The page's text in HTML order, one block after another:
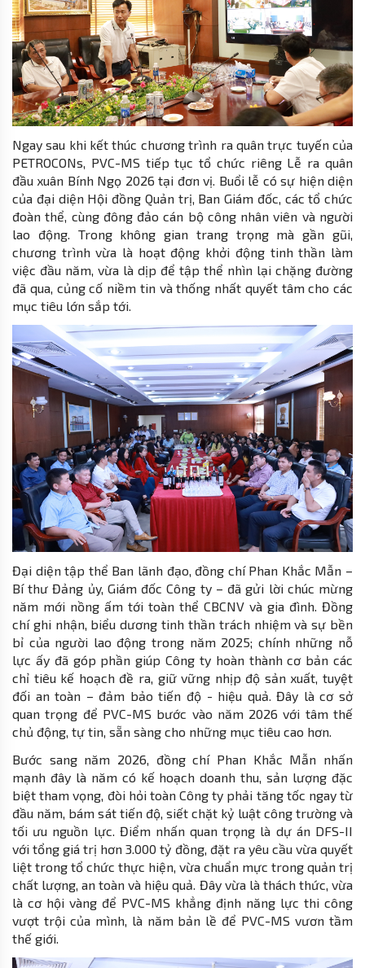
Ngay sau khi kết thúc chương trình ra quân trực tuyến của
PETROCONs, PVC-MS tiếp tục tổ chức riêng Lễ ra quân
đầu xuân Bính Ngọ 2026 tại đơn vị. Buổi lễ có sự hiện diện
của đại diện Hội đồng Quản trị, Ban Giám đốc, các tổ chức
đoàn thể, cùng đông đảo cán bộ công nhân viên và người
lao động. Trong không gian trang trọng mà gần gũi,
chương trình vừa là hoạt động khởi động tinh thần làm
việc đầu năm, vừa là dịp để tập thể nhìn lại chặng đường
đã qua, củng cố niềm tin và thống nhất quyết tâm cho các
mục tiêu lớn sắp tới.
Đại diện tập thể Ban lãnh đạo, đồng chí Phan Khắc Mẫn –
Bí thư Đảng ủy, Giám đốc Công ty – đã gửi lời chúc mừng
năm mới nồng ấm tới toàn thể CBCNV và gia đình. Đồng
chí ghi nhận, biểu dương tinh thần trách nhiệm và sự bền
bỉ của người lao động trong năm 2025; chính những nỗ
lực ấy đã góp phần giúp Công ty hoàn thành cơ bản các
chỉ tiêu kế hoạch đề ra, giữ vững nhịp độ sản xuất, tuyệt
đối an toàn – đảm bảo tiến độ - hiệu quả. Đây là cơ sở
quan trọng để PVC-MS bước vào năm 2026 với tâm thế
chủ động, tự tin, sẵn sàng cho những mục tiêu cao hơn.
Bước sang năm 2026, đồng chí Phan Khắc Mẫn nhấn
mạnh đây là năm có kế hoạch doanh thu, sản lượng đặc
biệt tham vọng, đòi hỏi toàn Công ty phải tăng tốc ngay từ
đầu năm, bám sát tiến độ, siết chặt kỷ luật công trường và
tối ưu nguồn lực. Điểm nhấn quan trọng là dự án DFS-II
với tổng giá trị hơn 3.000 tỷ đồng, đặt ra yêu cầu vừa quyết
liệt trong tổ chức thực hiện, vừa chuẩn mực trong quản trị
chất lượng, an toàn và hiệu quả. Đây vừa là thách thức, vừa
là cơ hội vàng để PVC-MS khẳng định năng lực thi công
vượt trội của mình, là năm bản lề để PVC-MS vươn tầm
thế giới.